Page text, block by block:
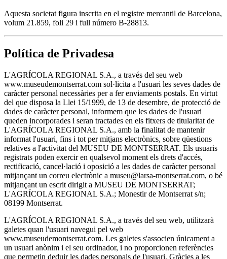
Aquesta societat figura inscrita en el registre mercantil de Barcelona,
volum 21.859, foli 29 i full número B-28813.
Política de Privadesa
L'AGRÍCOLA REGIONAL S.A., a través del seu web
www.museudemontserrat.com sol·licita a l'usuari les seves dades de
caràcter personal necessàries per a fer enviaments postals. En virtut
del que disposa la Llei 15/1999, de 13 de desembre, de protecció de
dades de caràcter personal, informem que les dades de l'usuari
queden incorporades i seran tractades en els fitxers de titularitat de
L'AGRÍCOLA REGIONAL S.A., amb la finalitat de mantenir
informat l'usuari, fins i tot per mitjans electrònics, sobre qüestions
relatives a l'activitat del MUSEU DE MONTSERRAT. Els usuaris
registrats poden exercir en qualsevol moment els drets d'accés,
rectificació, cancel·lació i oposició a les dades de caràcter personal
mitjançant un correu electrònic a museu@larsa-montserrat.com, o bé
mitjançant un escrit dirigit a MUSEU DE MONTSERRAT;
L'AGRÍCOLA REGIONAL S.A.; Monestir de Montserrat s/n;
08199 Montserrat.
L'AGRÍCOLA REGIONAL S.A., a través del seu web, utilitzarà
galetes quan l'usuari navegui pel web
www.museudemontserrat.com. Les galetes s'associen únicament a
un usuari anònim i el seu ordinador, i no proporcionen referències
que permetin deduir les dades personals de l'usuari. Gràcies a les